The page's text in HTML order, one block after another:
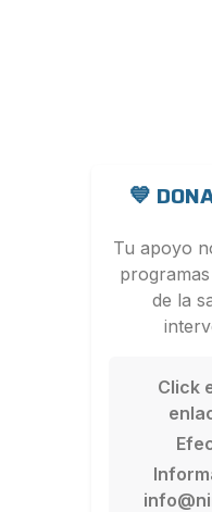
💙
Tu apoyo
de la
Click